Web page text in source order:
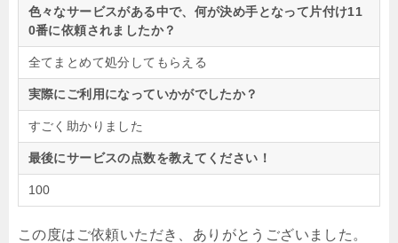
色々なサービスがある中で、何が決め手となって片付け11
0番に依頼されましたか？
全てまとめて処分してもらえる
実際にご利用になっていかがでしたか？
すごく助かりました
最後にサービスの点数を教えてください！
100
この度はご依頼いただき、ありがとうございました。